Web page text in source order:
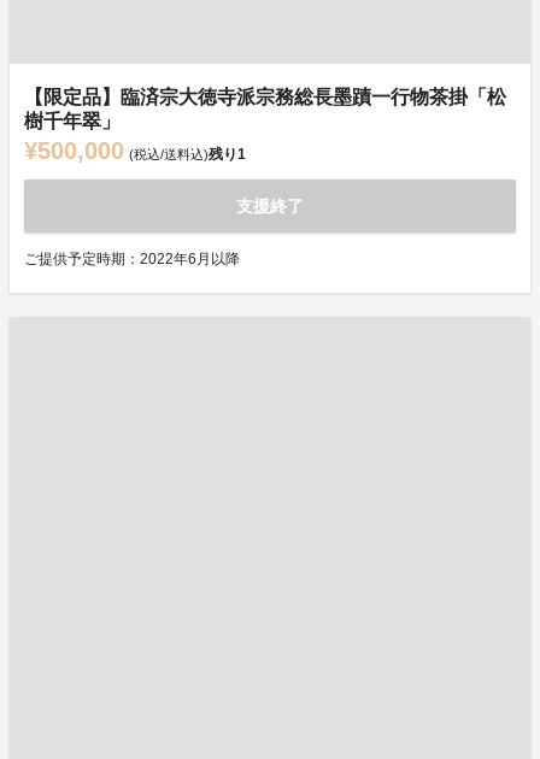
【限定品】臨済宗大徳寺派宗務総長墨蹟一行物茶掛「松
樹千年翠」
¥500,000 (税込/送料込)残り1
支援終了
ご提供予定時期：2022年6月以降